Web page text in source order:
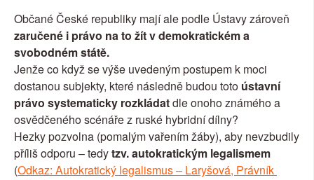
zaručené i právo na to žít v demokratickém a
svobodném státě.
Jenže co když se výše uvedeným postupem k moci
dostanou subjekty, které následně budou toto ústavní
právo systematicky rozkládat dle onoho známého a
osvědčeného scénáře z ruské hybridní dílny?
Hezky pozvolna (pomalým vařením žáby), aby nevzbudily
příliš odporu – tedy tzv. autokratickým legalismem
(Odkaz: Autokratický legalismus – Laryšová, Právník